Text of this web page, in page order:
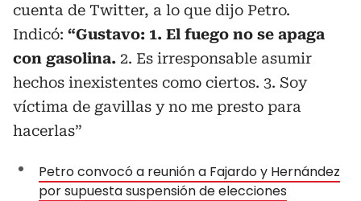
cuenta de Twitter, a lo que dijo Petro.
Indicó: “Gustavo: 1. El fuego no se apaga
con gasolina. 2. Es irresponsable asumir
hechos inexistentes como ciertos. 3. Soy
víctima de gavillas y no me presto para
hacerlas”
Petro convocó a reunión a Fajardo y Hernández
por supuesta suspensión de elecciones